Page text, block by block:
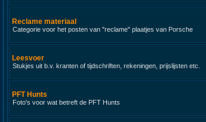
Reclame materiaal
Categorie voor het posten van "reclame" plaatjes van Porsche
Leesvoer
Stukjes uit b.v. kranten of tijdschriften, rekeningen, prijslijsten etc.
PFT Hunts
Foto's voor wat betreft de PFT Hunts